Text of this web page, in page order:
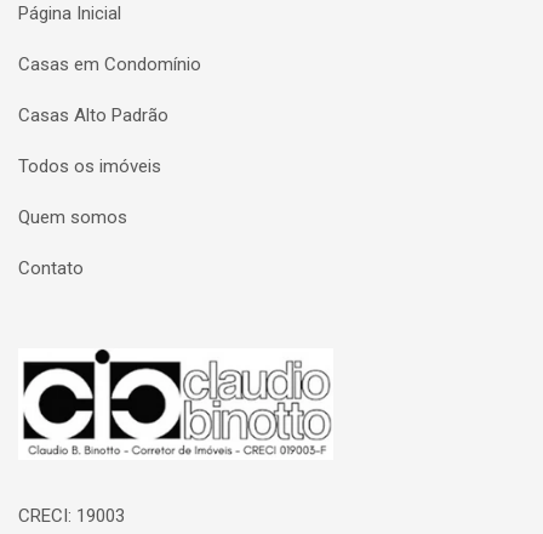
Página Inicial
Casas em Condomínio
Casas Alto Padrão
Todos os imóveis
Quem somos
Contato
Página inicial
CRECI: 19003